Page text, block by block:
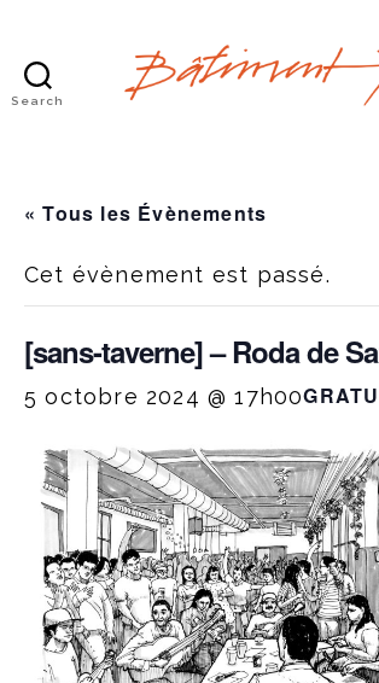
Search
« Tous les Évènements
Cet évènement est passé.
[sans-taverne] – Roda de
5 octobre 2024 @ 17h00